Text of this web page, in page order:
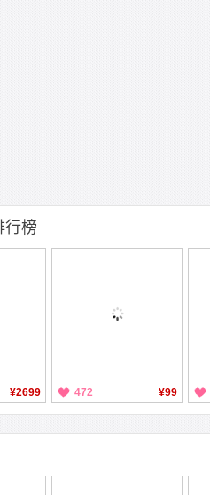
行榜
¥2699 472 ¥99